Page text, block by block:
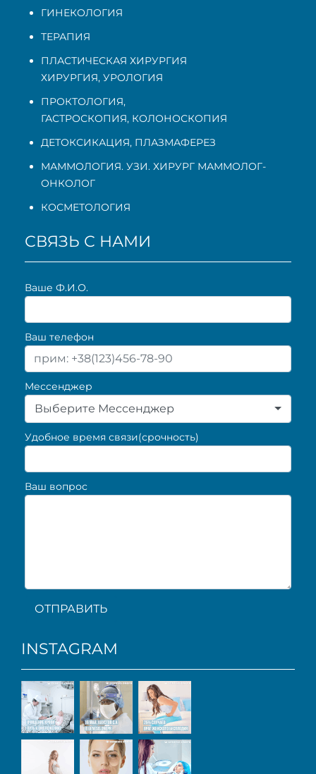
ГИНЕКОЛОГИЯ
ТЕРАПИЯ
ПЛАСТИЧЕСКАЯ ХИРУРГИЯ
ХИРУРГИЯ, УРОЛОГИЯ
ПРОКТОЛОГИЯ,
ГАСТРОСКОПИЯ, КОЛОНОСКОПИЯ
ДЕТОКСИКАЦИЯ, ПЛАЗМАФЕРЕЗ
МАММОЛОГИЯ. УЗИ. ХИРУРГ МАММОЛОГ-
ОНКОЛОГ
КОСМЕТОЛОГИЯ
СВЯЗЬ С НАМИ
Ваше Ф.И.О.
Ваш телефон
Мессенджер
Выберите Мессенджер
Удобное время связи(срочность)
Ваш вопрос
ОТПРАВИТЬ
INSTAGRAM